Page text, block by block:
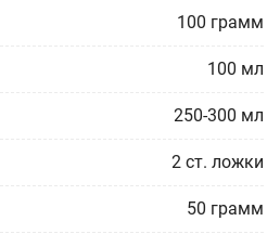
100 грамм
100 мл
250-300 мл
2 ст. ложки
50 грамм